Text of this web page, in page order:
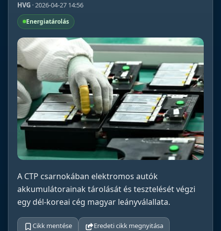
HVG · 2026-04-27 14:56
Energiatárolás
A CTP csarnokában elektromos autók
akkumulátorainak tárolását és tesztelését végzi
egy dél-koreai cég magyar leányválallata.
Cikk mentése Eredeti cikk megnyitása